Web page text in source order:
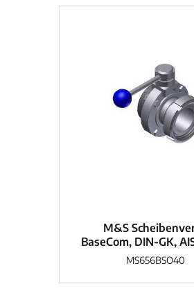
M&S
BaseCom, DIN-GK,
MS656BSO40